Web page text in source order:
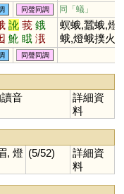
同聲同調 同「蟻 」
訛 莪 鋨
魤 睋 涐
螟蛾,蠶蛾,燈
蛾,燈蛾撲火
同聲同調
音
詳細資
料
, 燈 (5/52)
詳細資
料